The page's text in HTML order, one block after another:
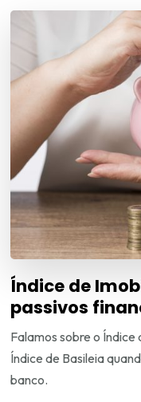
Índice de
passivos
Falamos sobre o
Índice de Basileia
banco.